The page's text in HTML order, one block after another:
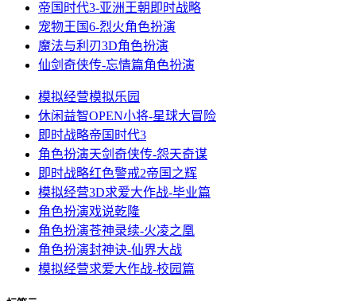
帝国时代3-亚洲王朝即时战略
宠物王国6-烈火角色扮演
魔法与利刃3D角色扮演
仙剑奇侠传-忘情篇角色扮演
模拟经营模拟乐园
休闲益智OPEN小将-星球大冒险
即时战略帝国时代3
角色扮演天剑奇侠传-怨天奇谋
即时战略红色警戒2帝国之辉
模拟经营3D求爱大作战-毕业篇
角色扮演戏说乾隆
角色扮演苍神录续-火凌之凰
角色扮演封神诀-仙界大战
模拟经营求爱大作战-校园篇